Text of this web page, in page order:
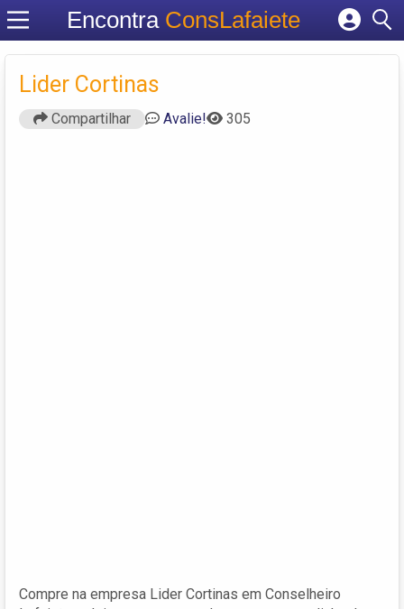
Encontra ConsLafaiete
Cadastrar empresa
Lider Cortinas
Compartilhar Avalie! 305
Compre na empresa Lider Cortinas em Conselheiro